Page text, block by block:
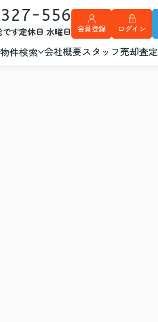
556
です定休日 水曜日 会員登録 ログイン
物件検索 会社概要スタッフ売却査定